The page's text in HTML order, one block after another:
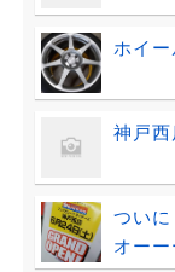
ホイ
神戸
つい
オー